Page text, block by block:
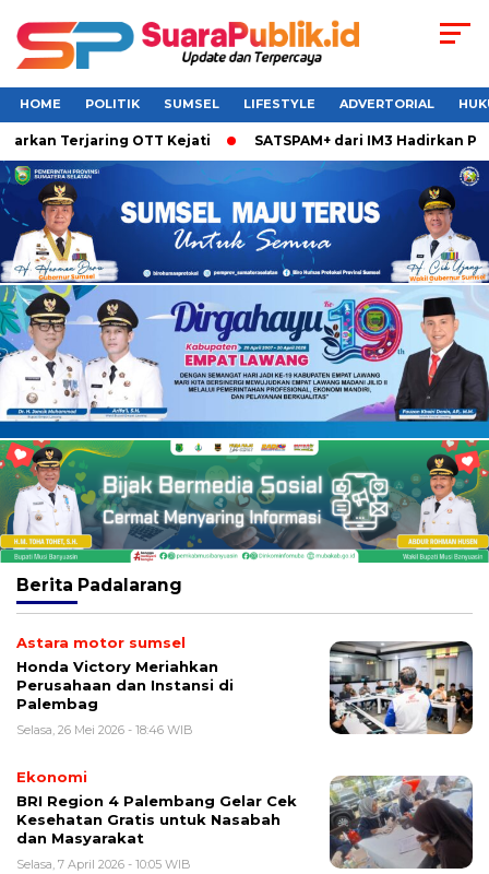
HOME POLITIK SUMSEL LIFESTYLE ADVERTORIAL
Terjaring OTT Kejati SATSPAM+ dari IM3 Hadirkan
Berita Padalarang
Astara motor sumsel
Honda Victory Meriahkan
Perusahaan dan Instansi di
Palembag
Selasa, 26 Mei 2026 - 18:46 WIB
Ekonomi
BRI Region 4 Palembang Gelar Cek
Kesehatan Gratis untuk Nasabah
dan Masyarakat
Selasa, 7 April 2026 - 10:05 WIB